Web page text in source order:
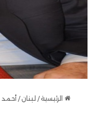
الرئيسية / لبنان / أحمد